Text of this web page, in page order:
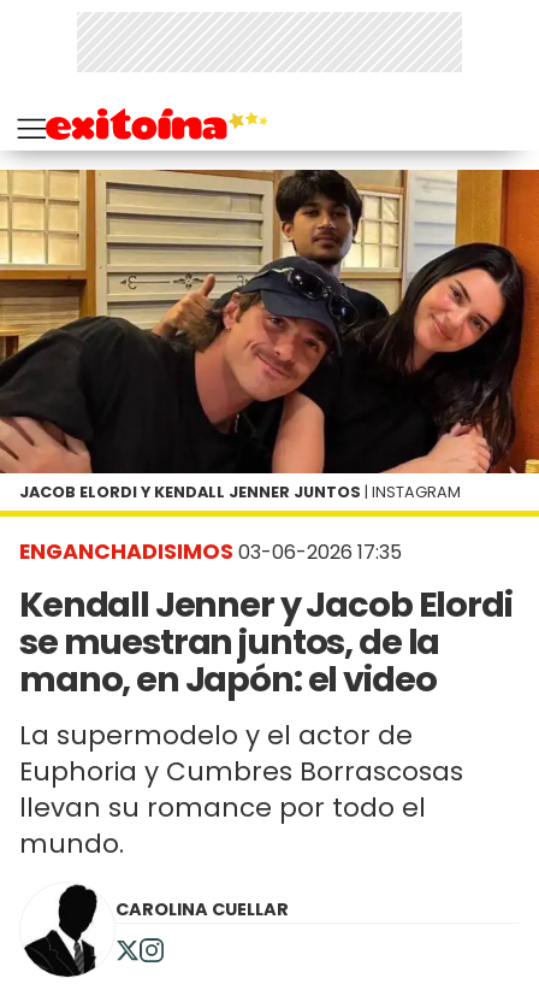
ENGANCHADISIMOS 03-06-2026 17:35
Kendall Jenner y Jacob Elordi
se muestran juntos, de la
mano, en Japón: el video
La supermodelo y el actor de
Euphoria y Cumbres Borrascosas
llevan su romance por todo el
mundo.
JACOB ELORDI Y KENDALL JENNER JUNTOS | INSTAGRAM
CAROLINA CUELLAR